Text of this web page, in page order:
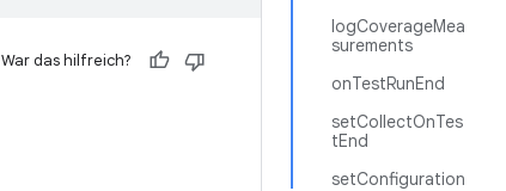
logCoverageMea
surements
onTestRunEnd
setCollectOnTes
tEnd
setConfiguration
War das hilfreich?